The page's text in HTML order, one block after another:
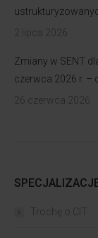
2 lipca 2026
Zmiany w SENT
czerwca 2026 r. –
26 czerwca 2026
Trochę o CIT